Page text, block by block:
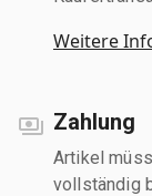
Weitere
Zahlung
Artikel
vollständig